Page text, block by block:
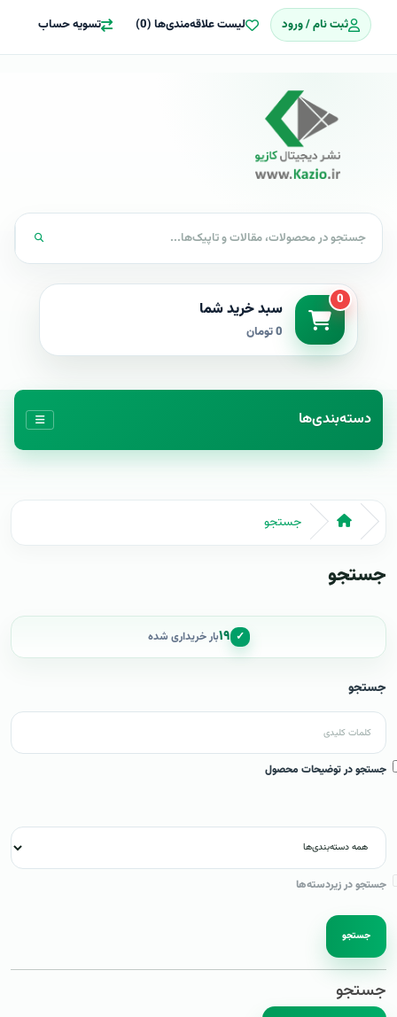
ثبت نام / ورود لیست علاقه‌مندی‌ها (0) تسویه حساب
0 سبد خرید شما
0 تومان
دسته‌بندی‌ها
جستجو
جستجو
✓ ۱۹بار خریداری شده
جستجو
جستجو در توضیحات محصول
جستجو در زیردسته‌ها
جستجو
جستجو